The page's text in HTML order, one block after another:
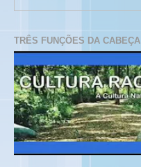
TRÊS FUNÇÕES DA CABEÇA